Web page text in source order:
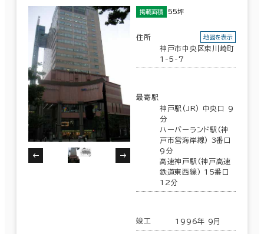
掲載面積 55坪
住所
神戸市中央区東川崎町
1-5-7
地図を表示
最寄駅
神戸駅(JR) 中央口 9
分
ハーバーランド駅(神
戸市営海岸線) 3番口
9分
高速神戸駅(神戸高速
鉄道東西線) 15番口
12分
竣工 1996年 9月
条件で絞り込む
現在の条件
面積選択
坪数 人数